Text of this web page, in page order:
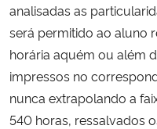
Advocacia-Geral da União
Banco Central do Brasil
analisadas as
será permitido ao aluno
horária aquém ou além
impressos no
nunca extrapolando a
540 horas, ressalvados